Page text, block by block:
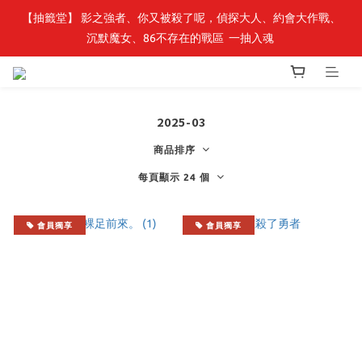
【轉生史萊姆】系列書展🌟系列小說 79 折，滿$389送「完節紀念
明信片組」
【抽籤堂】 影之強者、你又被殺了呢，偵探大人、約會大作戰、
沉默魔女、86不存在的戰區  一抽入魂
【轉生史萊姆】系列書展🌟系列小說 79 折，滿$389送「完節紀念
2025-03
商品排序
每頁顯示 24 個
會員獨享 會員獨享